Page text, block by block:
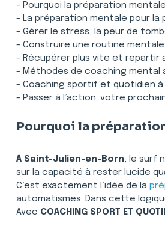
- Pourquoi la préparation
- La préparation mentale pour
- Gérer le stress, la peur de
- Construire une routine
- Récupérer plus vite et repartir
- Méthodes de coaching mental
- Coaching sportif et quotidien
- Passer à l’action: votre
Pourquoi la
À Saint-Julien-en-Born, le surf
sur la capacité à rester lucide
C’est exactement l’idée de la
automatismes. Dans cette
Avec COACHING SPORT ET